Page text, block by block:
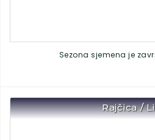
Sezona sjemena je
Rajčica /